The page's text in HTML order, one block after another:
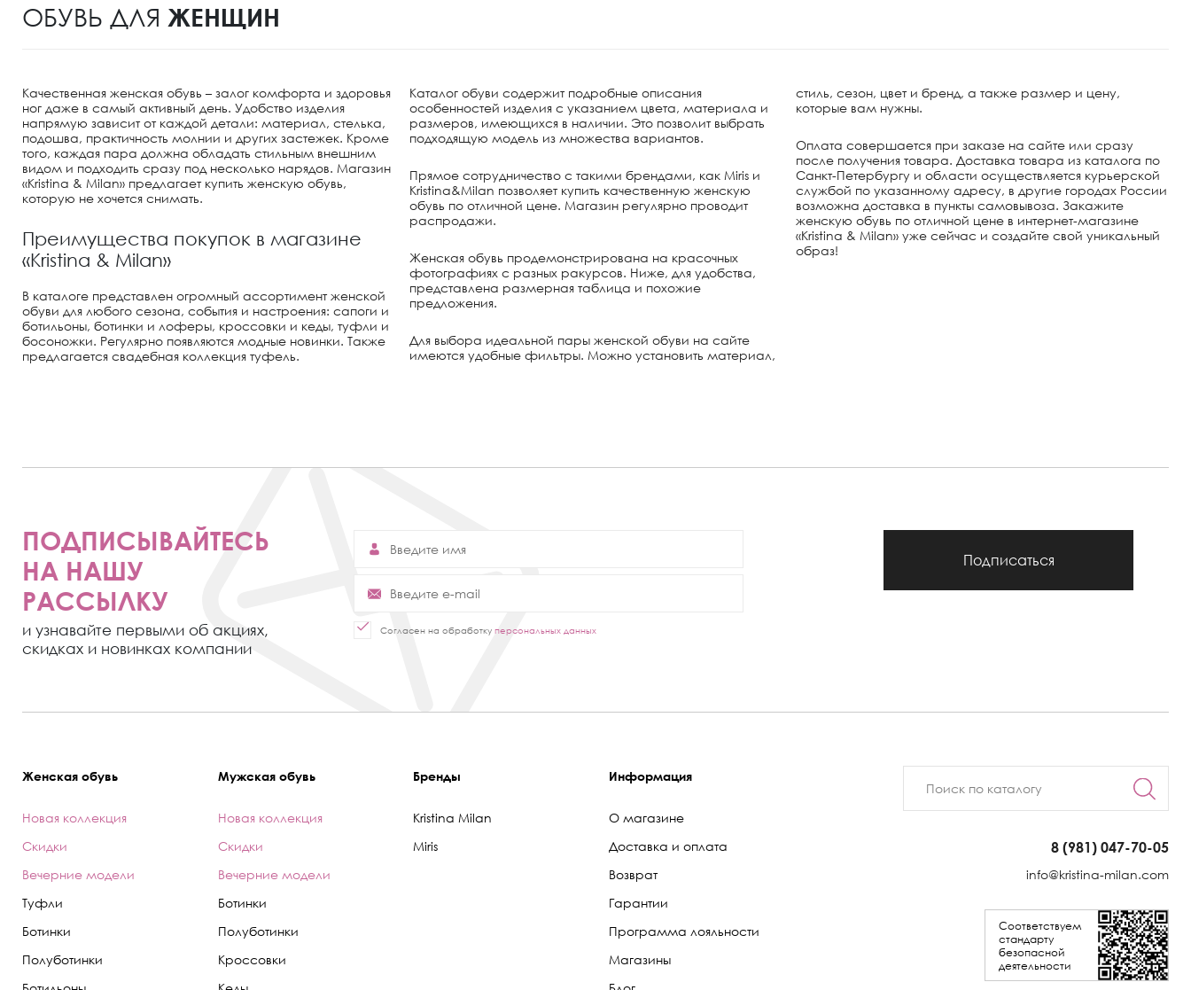
ОБУВЬ ДЛЯ ЖЕНЩИН
Качественная женская обувь – залог комфорта и здоровья
ног даже в самый активный день. Удобство изделия
напрямую зависит от каждой детали: материал, стелька,
подошва, практичность молнии и других застежек. Кроме
того, каждая пара должна обладать стильным внешним
видом и подходить сразу под несколько нарядов. Магазин
«Kristina & Milan» предлагает купить женскую обувь,
которую не хочется снимать.
Преимущества покупок в магазине
«Kristina & Milan»
В каталоге представлен огромный ассортимент женской
обуви для любого сезона, события и настроения: сапоги и
ботильоны, ботинки и лоферы, кроссовки и кеды, туфли и
босоножки. Регулярно появляются модные новинки. Также
предлагается свадебная коллекция туфель.
Каталог обуви содержит подробные описания
особенностей изделия с указанием цвета, материала и
размеров, имеющихся в наличии. Это позволит выбрать
подходящую модель из множества вариантов.
Прямое сотрудничество с такими брендами, как Miris и
Kristina&Milan позволяет купить качественную женскую
обувь по отличной цене. Магазин регулярно проводит
распродажи.
Женская обувь продемонстрирована на красочных
фотографиях с разных ракурсов. Ниже, для удобства,
представлена размерная таблица и похожие
предложения.
Для выбора идеальной пары женской обуви на сайте
имеются удобные фильтры. Можно установить материал,
стиль, сезон, цвет и бренд, а также размер и цену,
которые вам нужны.
Оплата совершается при заказе на сайте или сразу
после получения товара. Доставка товара из каталога по
Санкт-Петербургу и области осуществляется курьерской
службой по указанному адресу, в другие городах России
возможна доставка в пункты самовывоза. Закажите
женскую обувь по отличной цене в интернет-магазине
«Kristina & Milan» уже сейчас и создайте свой уникальный
образ!
ПОДПИСЫВАЙТЕСЬ
НА НАШУ
РАССЫЛКУ
и узнавайте первыми об акциях,
скидках и новинках компании
Согласен на обработку персональных данных
Подписаться
Женская обувь
Новая коллекция
Скидки
Вечерние модели
Туфли
Ботинки
Полуботинки
Мужская обувь
Новая коллекция
Скидки
Вечерние модели
Ботинки
Полуботинки
Кроссовки
Бренды
Kristina Milan
Miris
Информация
О магазине
Доставка и оплата
Возврат
Гарантии
Программа лояльности
Магазины
8 (981) 047-70-05
info@kristina-milan.com
Соответствуем
стандарту
безопасной
деятельности